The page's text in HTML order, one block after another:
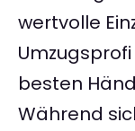
wertvolle
besten
Während